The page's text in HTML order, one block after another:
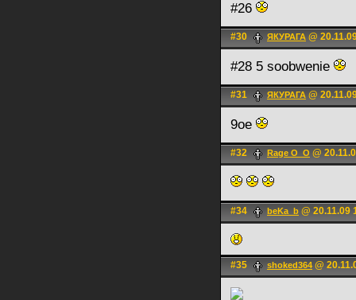
#26
#30 ЯКУРАГА @
#28 5 soobwenie
#31 ЯКУРАГА @
9oe
#32 Rage O_О @
#34 beKa_b @ 20.11.09
#35 shoked364 @